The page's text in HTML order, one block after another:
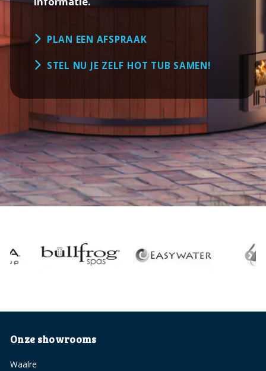
PLAN EEN AFSPRAAK
STEL NU JE ZELF HOT TUB SAMEN!
Onze showrooms
Waalre